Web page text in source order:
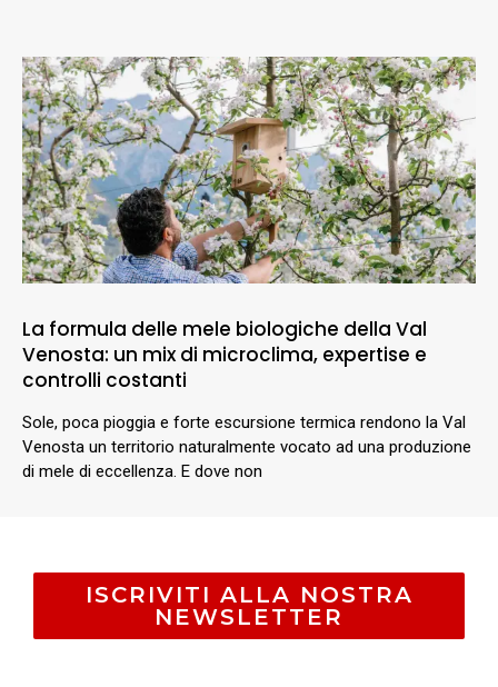
La formula delle mele biologiche della Val
Venosta: un mix di microclima, expertise e
controlli costanti
Sole, poca pioggia e forte escursione termica rendono la Val
Venosta un territorio naturalmente vocato ad una produzione
di mele di eccellenza. E dove non
ISCRIVITI ALLA NOSTRA
NEWSLETTER